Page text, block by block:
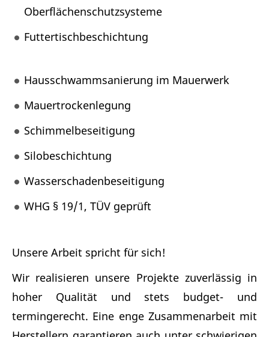
Oberflächenschutzsysteme
Futtertischbeschichtung
Hausschwammsanierung im Mauerwerk
Mauertrockenlegung
Schimmelbeseitigung
Silobeschichtung
Wasserschadenbeseitigung
WHG § 19/1, TÜV geprüft
Unsere Arbeit spricht für sich!
Wir realisieren unsere Projekte zuverlässig in
hoher Qualität und stets budget- und
termingerecht. Eine enge Zusammenarbeit mit